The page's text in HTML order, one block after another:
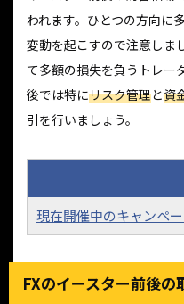
われます。ひとつの方向に
変動を起こすので注意しま
て多額の損失を負うトレー
後では特にリスク管理と資
引を行いましょう。
現在開催中のキャンペ
FXのイースター前後